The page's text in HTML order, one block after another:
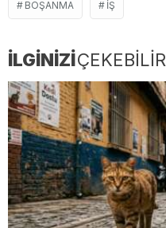
BOŞANMA IŞ
İLGİNİZİÇEKEBİLİR